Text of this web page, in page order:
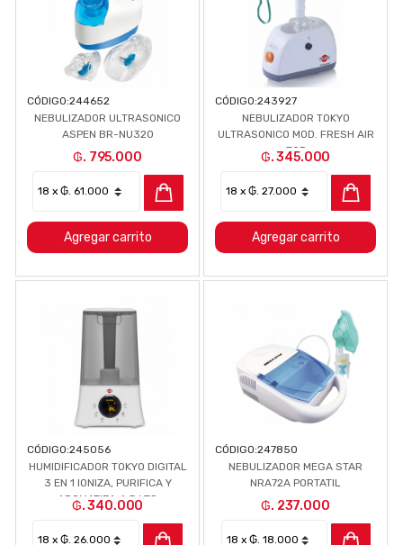
CÓDIGO:244652
NEBULIZADOR ULTRASONICO
ASPEN BR-NU320
₲. 795.000
Agregar carrito
CÓDIGO:243927
NEBULIZADOR TOKYO
ULTRASONICO MOD. FRESH AIR
TOP
₲. 345.000
Agregar carrito
CÓDIGO:245056
HUMIDIFICADOR TOKYO DIGITAL
3 EN 1 IONIZA, PURIFICA Y
AROMATIZA 4.5 LTS
₲. 340.000
CÓDIGO:247850
NEBULIZADOR MEGA STAR
NRA72A PORTATIL
₲. 237.000